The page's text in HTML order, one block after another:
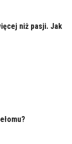
niż pasji. Jak